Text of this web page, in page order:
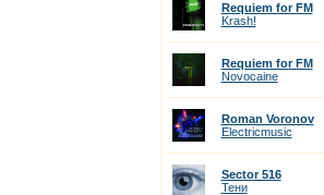
Requiem for FM
Krash!
Requiem for FM
Novocaine
Roman Voronov
Electricmusic
Sector 516
Тени